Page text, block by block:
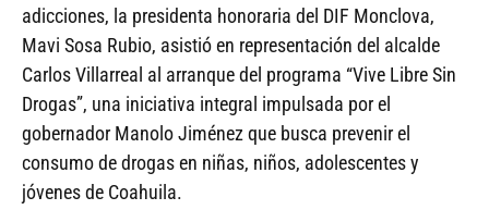
adicciones, la presidenta honoraria del DIF Monclova,
Mavi Sosa Rubio, asistió en representación del alcalde
Carlos Villarreal al arranque del programa “Vive Libre Sin
Drogas”, una iniciativa integral impulsada por el
gobernador Manolo Jiménez que busca prevenir el
consumo de drogas en niñas, niños, adolescentes y
jóvenes de Coahuila.